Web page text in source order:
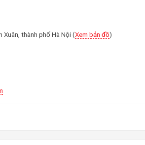
thành phố Hà Nội (Xem bản đồ)